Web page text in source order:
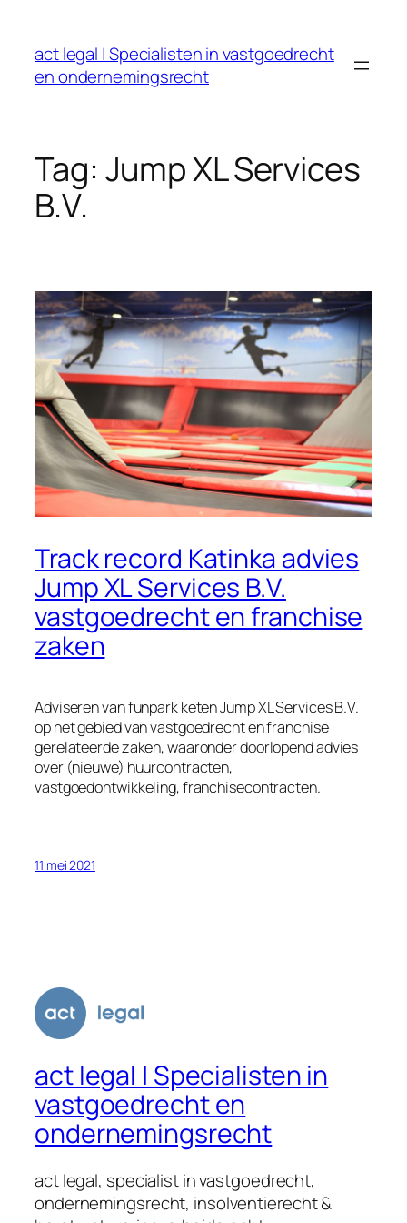
inhoud
act legal | Specialisten in vastgoedrecht
en ondernemingsrecht
Tag: Jump XL Services
B.V.
Track record Katinka advies
Jump XL Services B.V.
vastgoedrecht en franchise
zaken
Adviseren van funpark keten Jump XL Services B.V.
op het gebied van vastgoedrecht en franchise
gerelateerde zaken, waaronder doorlopend advies
over (nieuwe) huurcontracten,
vastgoedontwikkeling, franchisecontracten.
11 mei 2021
act legal | Specialisten in
vastgoedrecht en
ondernemingsrecht
act legal, specialist in vastgoedrecht,
ondernemingsrecht, insolventierecht &